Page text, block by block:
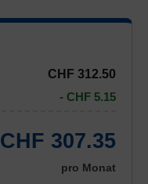
CHF 312.50
- CHF 5.15
CHF 307.35
pro Monat